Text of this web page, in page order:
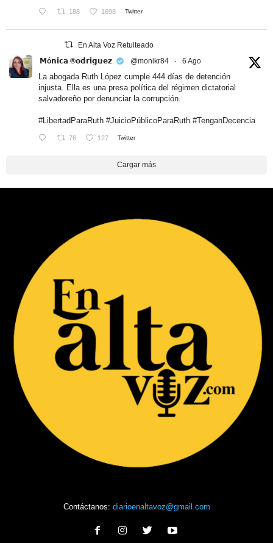
188 1698 Twitter
En Alta Voz Retuiteado
𝗠ó𝗻𝗶𝗰𝗮 ®𝗼𝗱𝗿𝗶𝗴𝘂𝗲𝘇
@monikr84 · 6 Ago
La abogada Ruth López cumple 444 días de detención
injusta. Ella es una presa política del régimen dictatorial
salvadoreño por denunciar la corrupción.
#LibertadParaRuth #JuicioPúblicoParaRuth #TenganDecencia
76 127 Twitter
Cargar más
Contáctanos: diarioenaltavoz@gmail.com